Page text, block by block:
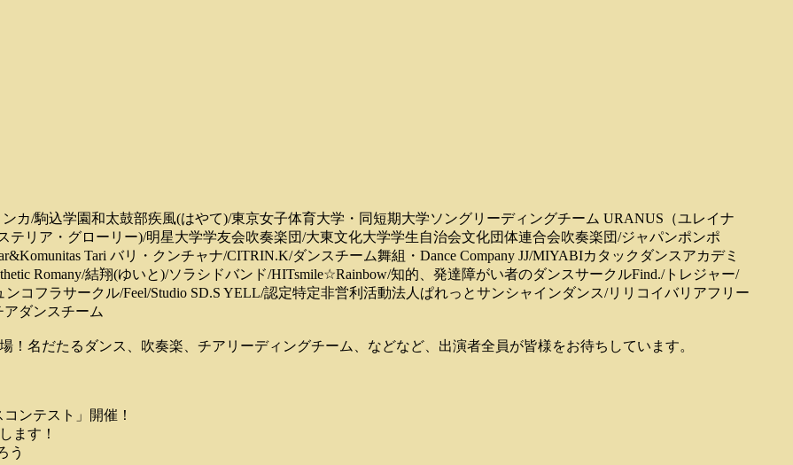
カ/駒込学園和太鼓部疾風(はやて)/東京女子体育大学・同短期大学ソングリーディングチーム URANUS（ユレイナ
テリア・グローリー)/明星大学学友会吹奏楽団/大東文化大学学生自治会文化団体連合会吹奏楽団/ジャパンポンポ
Tari バリ・クンチャナ/CITRIN.K/ダンスチーム舞組・Dance Company JJ/MIYABIカタックダンスアカデミ
Romany/結翔(ゆいと)/ソラシドバンド/HITsmile☆Rainbow/知的、発達障がい者のダンスサークルFind./トレジャー/
コフラサークル/Feel/Studio SD.S YELL/認定特定非営利活動法人ぱれっとサンシャインダンス/リリコイバリアフリー
ダンスチーム
名だたるダンス、吹奏楽、チアリーディングチーム、などなど、出演者全員が皆様をお待ちしています。
ンテスト」開催！
ます！
う